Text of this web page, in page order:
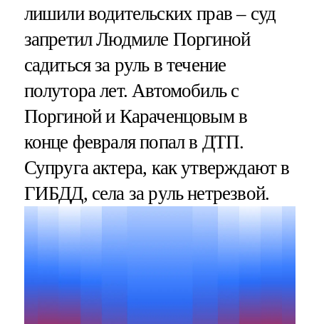
лишили водительских прав – суд
запретил Людмиле Поргиной
садиться за руль в течение
полутора лет. Автомобиль с
Поргиной и Караченцовым в
конце февраля попал в ДТП.
Супруга актера, как утверждают в
ГИБДД, села за руль нетрезвой.